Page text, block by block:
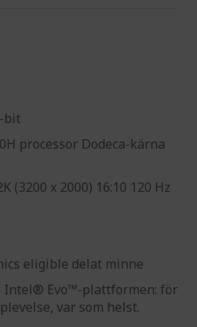
bit
processor Dodeca-kärna
(3200 x 2000) 16:10 120 Hz
eligible delat minne
Intel® Evo™-plattformen: för
var som helst.